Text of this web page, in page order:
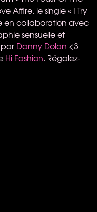
Affire, le single « I Try
en collaboration avec
sensuelle et
Danny Dolan <3
Hi Fashion. Régalez-